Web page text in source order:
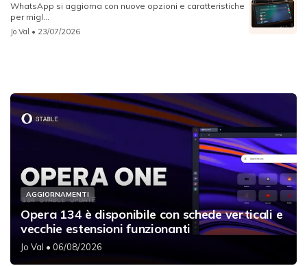
WhatsApp si aggiorna con nuove opzioni e caratteristiche
per migl...
Jo Val • 23/07/2026
AGGIORNAMENTI
Opera 134 è disponibile con schede verticali e
vecchie estensioni funzionanti
Jo Val • 06/08/2026